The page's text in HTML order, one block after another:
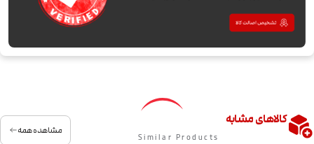
کالاهای مشابه
Similar Products
مشاهده همه